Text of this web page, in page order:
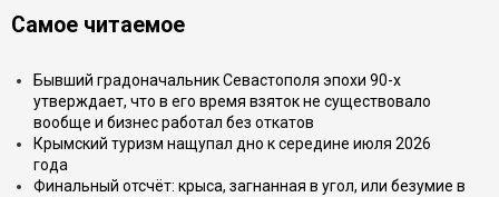
Самое читаемое
Бывший градоначальник Севастополя эпохи 90-х
утверждает, что в его время взяток не существовало
вообще и бизнес работал без откатов
Крымский туризм нащупал дно к середине июля 2026
года
Финальный отсчёт: крыса, загнанная в угол, или безумие в